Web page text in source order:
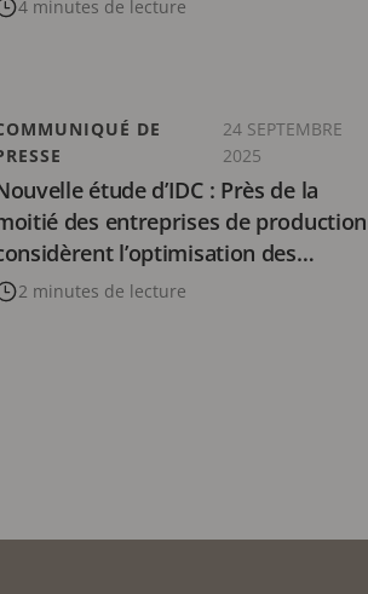
4 minutes de lecture
étude d’IDC : Près de la
des entreprises de production
l’optimisation des
comme une priorité
2 minutes de lecture
DE
24 SEPTEMBRE
2025